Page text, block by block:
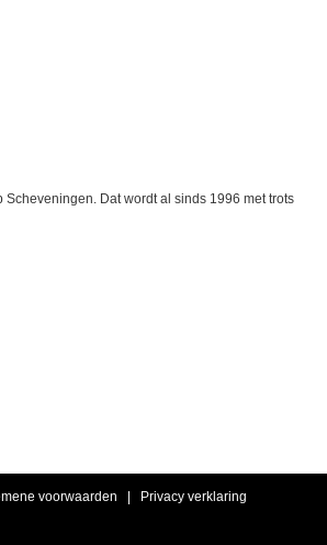
Dat wordt al sinds 1996 met trots
voorwaarden Privacy verklaring